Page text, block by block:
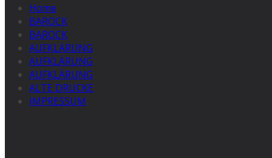
Home
BAROCK
BAROCK
AUFKLÄRUNG
AUFKLÄRUNG
AUFKLÄRUNG
ALTE DRUCKE
IMPRESSUM